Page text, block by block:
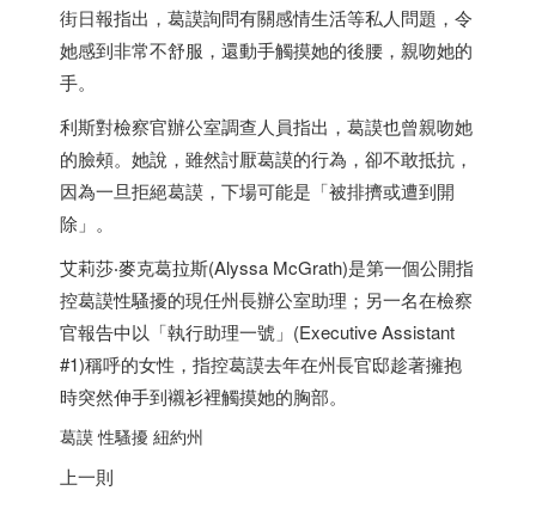
街日報指出，葛謨詢問有關感情生活等私人問題，令
她感到非常不舒服，還動手觸摸她的後腰，親吻她的
手。
利斯對檢察官辦公室調查人員指出，葛謨也曾親吻她
的臉頰。她說，雖然討厭葛謨的行為，卻不敢抵抗，
因為一旦拒絕葛謨，下場可能是「被排擠或遭到開
除」。
艾莉莎‧麥克葛拉斯(Alyssa McGrath)是第一個公開指
控葛謨性騷擾的現任州長辦公室助理；另一名在檢察
官報告中以「執行助理一號」(Executive Assistant
#1)稱呼的女性，指控葛謨去年在州長官邸趁著擁抱
時突然伸手到襯衫裡觸摸她的胸部。
葛謨 性騷擾 紐約州
上一則